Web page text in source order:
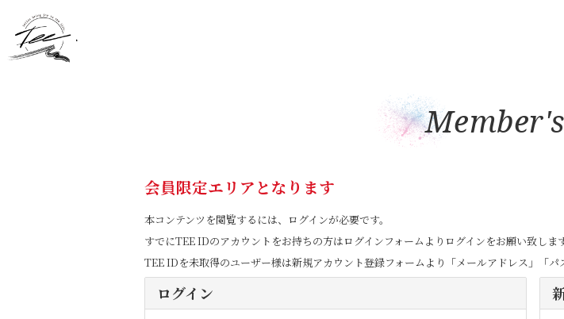
会員限定エリアとなります
本コンテンツを閲覧するには、ログインが必要です。
すでにTEE IDのアカウントをお持ちの方はログインフォームよりログインをお願い致します
TEE IDを未取得のユーザー様は新規アカウント登録フォームより「メールアドレス」「
ログイン